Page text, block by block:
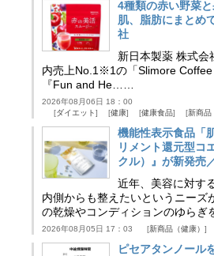
4種類の赤い野菜
肌、脂肪にまとめ
社
新日本製薬 株式会
内売上No.1※1の「Slimore
『Fun and He……
2026年08月06日 18：00
ダイエット
健康 健康食品 新商品
機能性表示食品「
リメント還元型コ
クル）』が新発売
近年、美容に対す
内側からも整えたいというニー
の乾燥やコンディションのゆらぎ
2026年08月05日 17：03 新商品（健康）
ピセアタンノール